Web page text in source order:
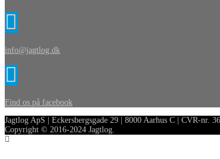
info@jagtlog.dk
Find os på facebook
Jagtlog ApS | Eckersbergsgade 29 | 8000 Aarhus C | CVR-nr.
Copyright © 2016-2024 Jagtlog.